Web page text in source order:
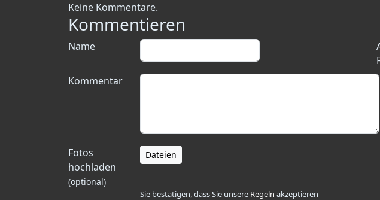
Keine Kommentare.
Kommentieren
Name
Kommentar
Fotos
hochladen
(optional)
Dateien
Sie bestätigen, dass Sie unsere Regeln akzeptieren